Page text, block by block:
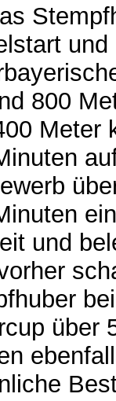
800
Meter
und
über